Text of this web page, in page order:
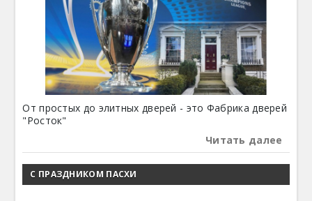
От простых до элитных дверей - это Фабрика дверей
"Росток"
Читать далее
С ПРАЗДНИКОМ ПАСХИ